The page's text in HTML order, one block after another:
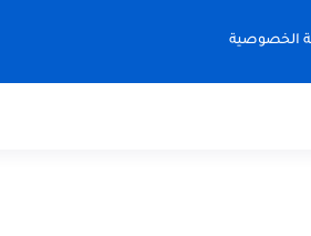
الخصوصية